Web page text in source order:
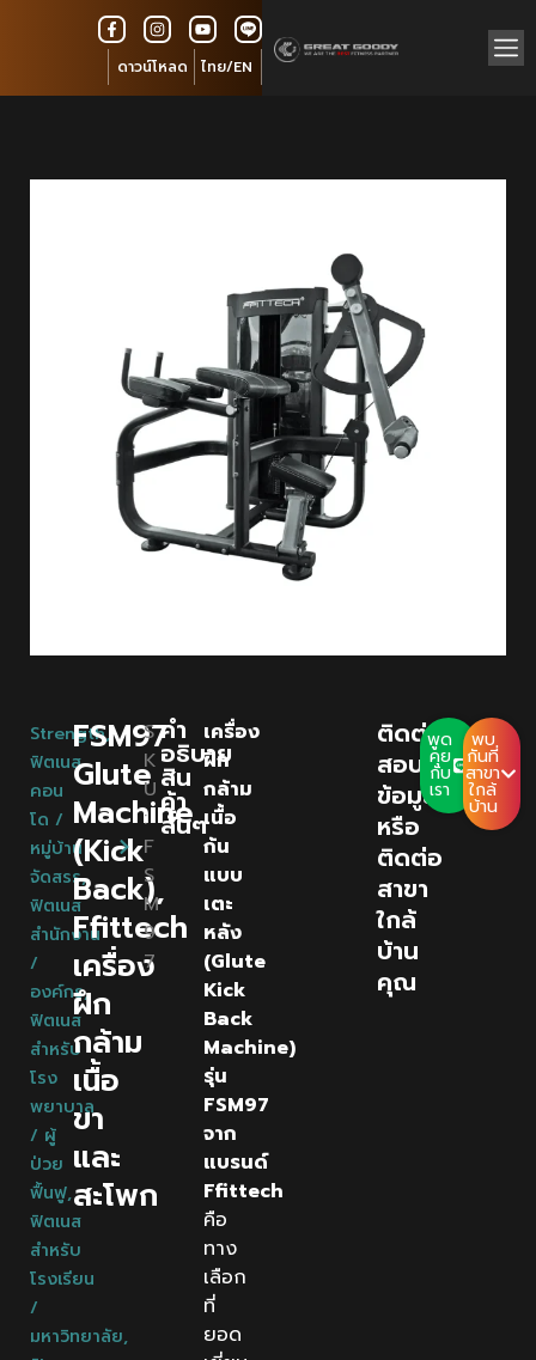
ดาวน์โหลด ไทย/EN
Strength,
ฟิตเนส
คอน
โด /
หมู่บ้าน
จัดสรร,
ฟิตเนส
สำนักงาน
/
องค์กร,
ฟิตเนส
สำหรับ
โรง
พยาบาล
/ ผู้
ป่วย
ฟื้นฟู,
ฟิตเนส
สำหรับ
โรงเรียน
/
มหาวิทยาลัย,
FSM97
Glute
Machine
(Kick
Back),
Ffittech
เครื่อง
ฝึก
กล้าม
เนื้อ
ขา
และ
สะโพก
S
K
U
:
F
S
M
9
7
คํา
อธิบาย
สิน
ค้า
สั้นๆ
เครื่อง
ฝึก
กล้าม
เนื้อ
ก้น
แบบ
เตะ
หลัง
(Glute
Kick
Back
Machine)
รุ่น
FSM97
จาก
แบรนด์
Ffittech
คือ
ทาง
เลือก
ที่
ยอด
ติดต่อ
สอบถาม
ข้อมูล
หรือ
ติดต่อ
สาขา
ใกล้
บ้าน
คุณ
พูด
คุย
กับ
เรา
พบ
กันที่
สาขา
ใกล้
บ้าน